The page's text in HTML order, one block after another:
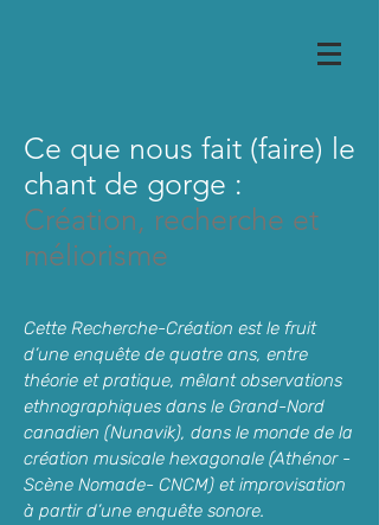
Ce que nous fait (faire) le
chant de gorge :
Création, recherche et
méliorisme
Cette Recherche-Création est le fruit
d’une enquête de quatre ans, entre
théorie et pratique, mêlant observations
ethnographiques dans le Grand-Nord
canadien (Nunavik), dans le monde de la
création musicale hexagonale (Athénor -
Scène Nomade- CNCM) et improvisation
à partir d’une enquête sonore.